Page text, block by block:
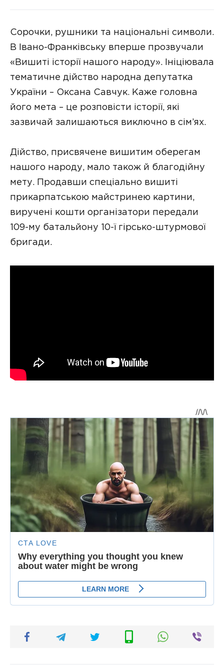
Сорочки, рушники та національні символи.
В Івано-Франківську вперше прозвучали
«Вишиті історії нашого народу». Ініціювала
тематичне дійство народна депутатка
України – Оксана Савчук. Каже головна
його мета – це розповісти історії, які
зазвичай залишаються виключно в сім’ях.
Дійство, присвячене вишитим оберегам
нашого народу, мало також й благодійну
мету. Продавши спеціально вишиті
прикарпатською майстринею картини,
виручені кошти організатори передали
109-му батальйону 10-ї гірсько-штурмової
бригади.